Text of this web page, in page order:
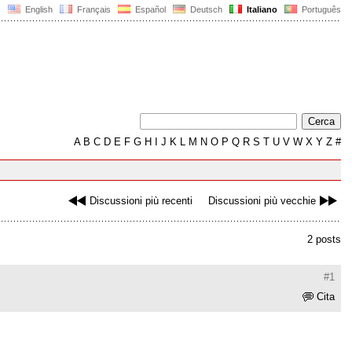
English Français Español Deutsch Italiano Português
AB C D E F G H J K L M N O P Q R S T U V W X Y Z #
Discussioni più recenti Discussioni più vecchie
2 posts
#1
Cita